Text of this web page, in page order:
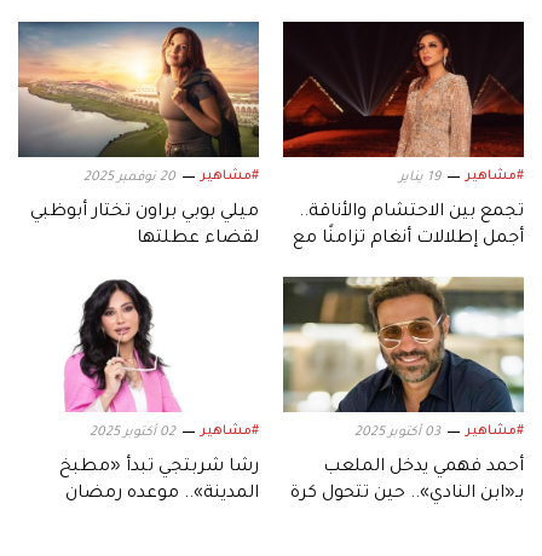
#مشاهير 19 يناير
تجمع بين الاحتشام والأناقة..
أجمل إطلالات أنغام تزامنًا مع
#مشاهير 20 نوفمبر 2025
ميلي بوبي براون تختار أبوظبي
لقضاء عطلتها
#مشاهير 03 أكتوبر 2025
أحمد فهمي يدخل الملعب
بـ«ابن النادي».. حين تتحول كرة
#مشاهير 02 أكتوبر 2025
رشا شربتجي تبدأ «مطبخ
المدينة».. موعده رمضان